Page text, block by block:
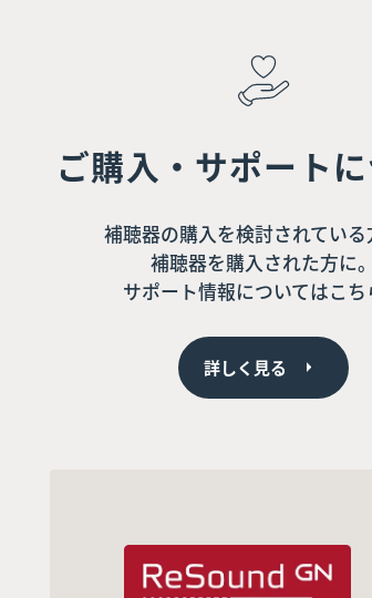
ご購入・サポート
補聴器の購入を検討されている
補聴器を購入された方に。
サポート情報についてはこち
詳しく見る